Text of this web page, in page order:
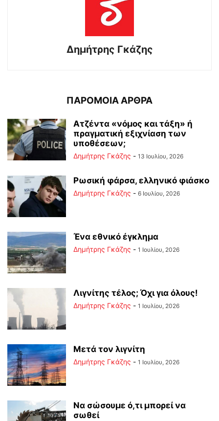
Δημήτρης Γκάζης
ΠΑΡΟΜΟΙΑ ΑΡΘΡΑ
Ατζέντα «νόμος και τάξη» ή
πραγματική εξιχνίαση των
υποθέσεων;
Δημήτρης Γκάζης - 13 Ιουλίου, 2026
Ρωσική φάρσα, ελληνικό φιάσκο
Δημήτρης Γκάζης - 6 Ιουλίου, 2026
Ένα εθνικό έγκλημα
Δημήτρης Γκάζης - 1 Ιουλίου, 2026
Λιγνίτης τέλος; Όχι για όλους!
Δημήτρης Γκάζης - 1 Ιουλίου, 2026
Μετά τον λιγνίτη
Δημήτρης Γκάζης - 1 Ιουλίου, 2026
Να σώσουμε ό,τι μπορεί να
σωθεί